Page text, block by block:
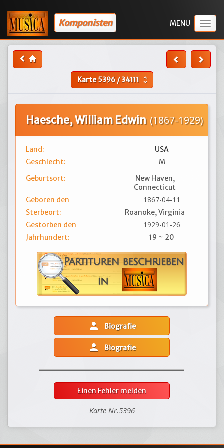
Komponisten
Karte5396/34111 unfold_more
Haesche, William Edwin (1867-1929)
Land:
USA
Geschlecht:
M
Geburtsort:
New Haven,
Connecticut
Geboren den
1867-04-11
Sterbeort:
Roanoke, Virginia
Gestorben den
1929-01-26
Jahrhundert: 19 ~ 20
person Biografie
person Biografie
Einen Fehler melden
Karte Nr.5396